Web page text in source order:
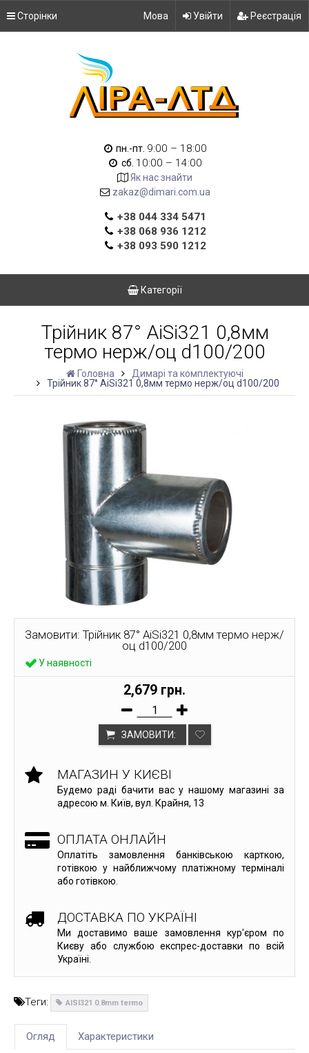
Сторінки Мова Увійти Реєстрація
пн.-пт. 9:00 – 18:00
сб. 10:00 – 14:00
Як нас знайти
zakaz@dimari.com.ua
+38 044 334 5471
+38 068 936 1212
+38 093 590 1212
Категорії
Трійник 87° AiSi321 0,8мм
термо нерж/оц d100/200
Головна
Димарі та комплектуючі
Трійник 87° AiSi321 0,8мм термо нерж/оц d100/200
Замовити: Трійник 87° AiSi321 0,8мм термо нерж/
оц d100/200
У наявності
2,679 грн.
ЗАМОВИТИ:
МАГАЗИН У КИЄВІ
Будемо раді бачити вас у нашому магазині за
адресою м. Київ, вул. Крайня, 13
ОПЛАТА ОНЛАЙН
Оплатіть замовлення банківською карткою,
готівкою у найближчому платіжному терміналі
або готівкою.
ДОСТАВКА ПО УКРАЇНІ
Ми доставимо ваше замовлення кур'єром по
Києву або службою експрес-доставки по всій
Україні.
Теги: AISI321 0.8mm termo
Огляд Характеристики